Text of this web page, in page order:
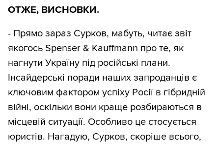
ОТЖЕ, ВИСНОВКИ.
- Прямо зараз Сурков, мабуть, читає звіт
якогось Spenser & Kauffmann про те, як
нагнути Україну під російські плани.
Інсайдерські поради наших запроданців є
ключовим фактором успіху Росії в гібридній
війні, оскільки вони краще розбираються в
місцевій ситуації. Особливо це стосується
юристів. Нагадую, Сурков, скоріше всього,